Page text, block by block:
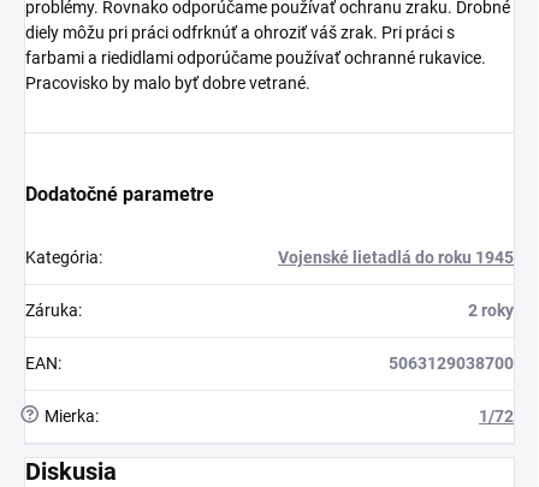
problémy. Rovnako odporúčame používať ochranu zraku. Drobné
diely môžu pri práci odfrknúť a ohroziť váš zrak. Pri práci s
farbami a riedidlami odporúčame používať ochranné rukavice.
Pracovisko by malo byť dobre vetrané.
Dodatočné parametre
Kategória: Vojenské lietadlá do roku 1945
Záruka: 2 roky
EAN: 5063129038700
? Mierka: 1/72
Diskusia